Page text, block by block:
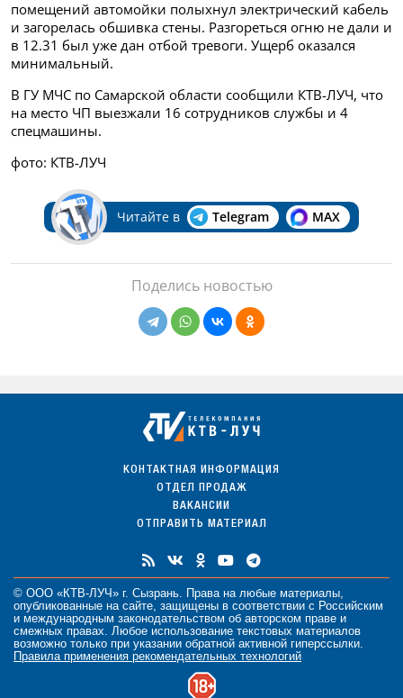
помещений автомойки полыхнул электрический кабель
и загорелась обшивка стены. Разгореться огню не дали и
в 12.31 был уже дан отбой тревоги. Ущерб оказался
минимальный.
В ГУ МЧС по Самарской области сообщили КТВ-ЛУЧ, что
на место ЧП выезжали 16 сотрудников службы и 4
спецмашины.
фото: КТВ-ЛУЧ
Читайте в Telegram MAX
Поделись новостью
КОНТАКТНАЯ ИНФОРМАЦИЯ
ОТДЕЛ ПРОДАЖ
ВАКАНСИИ
ОТПРАВИТЬ МАТЕРИАЛ
© ООО «КТВ-ЛУЧ» г. Сызрань. Права на любые материалы
опубликованные на сайте, защищены в соответствии с Российским
и международным законодательством об авторском праве и
смежных правах. Любое использование текстовых материалов
возможно только при указании обратной активной гиперссылки.
Правила применения рекомендательных технологий